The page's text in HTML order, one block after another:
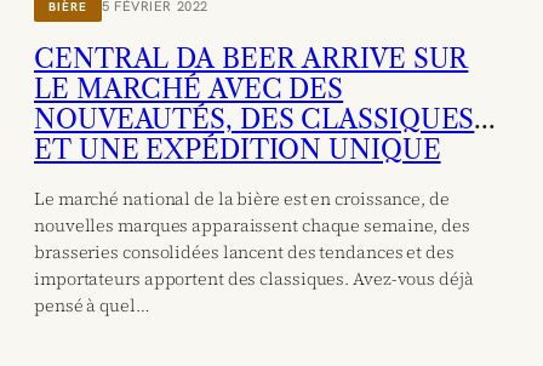
BIÈRE 5 FÉVRIER 2022
CENTRAL DA BEER ARRIVE SUR
LE MARCHÉ AVEC DES
NOUVEAUTÉS, DES CLASSIQUES
ET UNE EXPÉDITION UNIQUE
Le marché national de la bière est en croissance, de
nouvelles marques apparaissent chaque semaine, des
brasseries consolidées lancent des tendances et des
importateurs apportent des classiques. Avez-vous déjà
pensé à quel…